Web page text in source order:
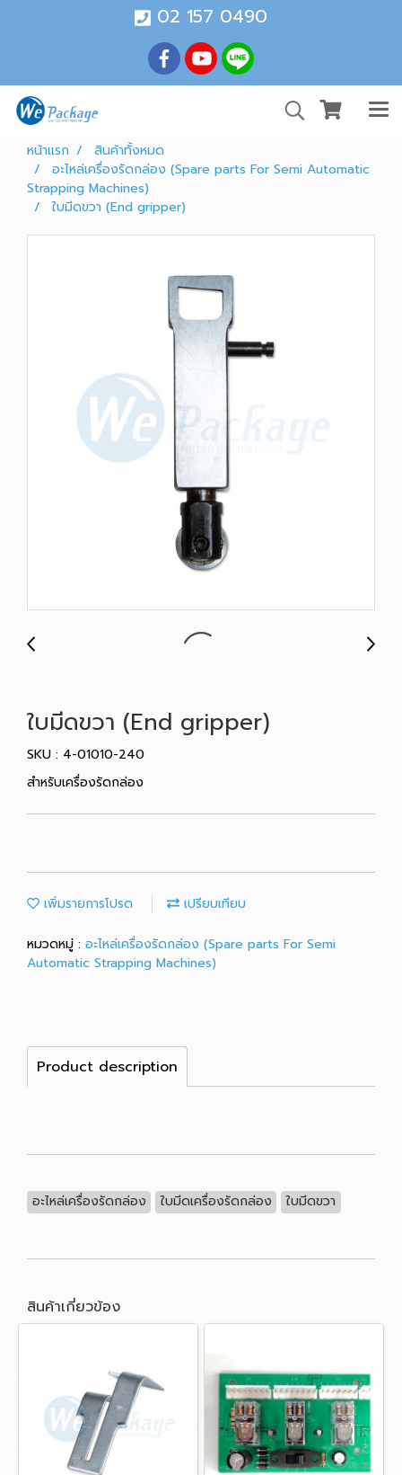
02 157 0490
หน้าแรก
สินค้าทั้งหมด
อะไหล่เครื่องรัดกล่อง (Spare parts For Semi Automatic
Strapping Machines)
ใบมีดขวา (End gripper)
ใบมีดขวา (End gripper)
SKU : 4-01010-240
สำหรับเครื่องรัดกล่อง
เพิ่มรายการโปรด เปรียบเทียบ
หมวดหมู่ : อะไหล่เครื่องรัดกล่อง (Spare parts For Semi
Automatic Strapping Machines)
Product description
อะไหล่เครื่องรัดกล่อง ใบมีดเครื่องรัดกล่อง ใบมีดขวา
สินค้าเกี่ยวข้อง